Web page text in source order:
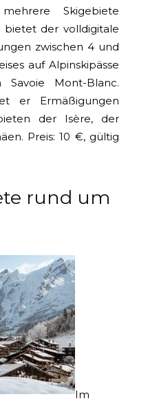
Skigebiete
der volldigitale
zwischen 4 und
auf Alpinskipässe
Mont-Blanc.
er Ermäßigungen
der Isère, der
Preis: 10 €, gültig
rund um
Im